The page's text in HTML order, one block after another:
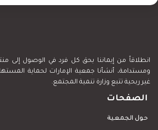
انطلاقاً من إيماننا بحق كل فرد في الوصول إلى
ومستدامة، أنشأنا جمعية الإمارات لحماية
غير ربحية تتبع وزارة تنمية المجتمع.
الصفحات
حول الجمعية